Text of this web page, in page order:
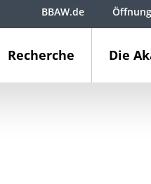
Recherche Die
BBAW.de